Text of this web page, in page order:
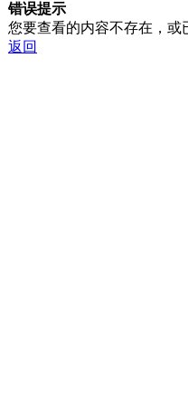
错误提示
您要查看的内容不存在，或
返回